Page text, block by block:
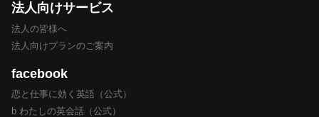
法人向けサービス
法人の皆様へ
法人向けプランのご案内
facebook
恋と仕事に効く英語（公式）
b わたしの英会話（公式）